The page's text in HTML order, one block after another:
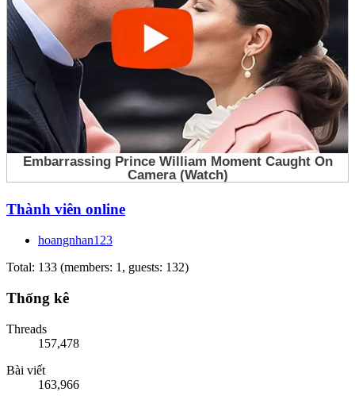
Thành viên online
hoangnhan123
Total: 133 (members: 1, guests: 132)
Thống kê
Threads
157,478
Bài viết
163,966